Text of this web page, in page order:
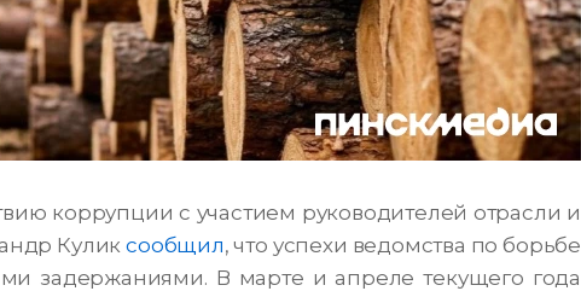
коррупции с участием руководителей отрасли и
Куликсообщил, что успехи ведомства по борьбе
задержаниями. В марте и апреле текущего года